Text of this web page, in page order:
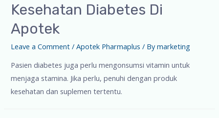
Kesehatan Diabetes Di
Apotek
Leave a Comment /Apotek Pharmaplus / Bymarketing
Pasien diabetes juga perlu mengonsumsi vitamin untuk
menjaga stamina. Jika perlu, penuhi dengan produk
kesehatan dan suplemen tertentu.